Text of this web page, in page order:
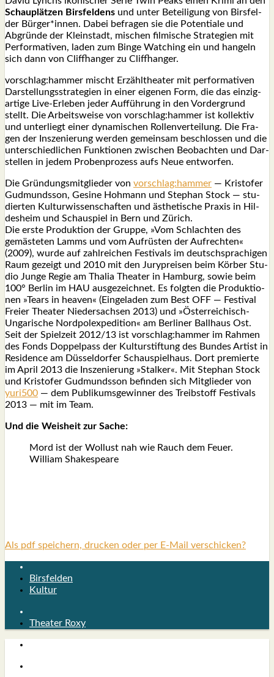
Schau­plät­zen Birs­fel­dens und unter Betei­li­gung von Birs­fel­
der Bürger*innen. Dabei befra­gen sie die Poten­tia­le und
Abgrün­de der Klein­stadt, mischen fil­mi­sche Stra­te­gien mit
Per­for­ma­ti­ven, laden zum Bin­ge Wat­ching ein und han­geln
sich dann von Cliff­han­ger zu Cliff­han­ger.
vorschlag:hammer mischt Erzähl­thea­ter mit per­for­ma­ti­ven
Dar­stel­lungs­stra­te­gien in einer eige­nen Form, die das ein­zig­
ar­ti­ge Live-Erle­ben jeder Auf­füh­rung in den Vor­der­grund
stellt. Die Arbeits­wei­se von vorschlag:hammer ist kol­lek­tiv
und unter­liegt einer dyna­mi­schen Rol­len­ver­tei­lung. Die Fra­
gen der Insze­nie­rung wer­den gemein­sam beschlos­sen und die
unter­schied­li­chen Funk­tio­nen zwi­schen Beob­ach­ten und Dar­
stel­len in jedem Pro­ben­pro­zess aufs Neue ent­wor­fen.
Die Grün­dungs­mit­glie­der von vorschlag:hammer — Kris­to­fer
Gud­munds­son, Gesi­ne Hoh­mann und Ste­phan Stock — stu­
dier­ten Kul­tur­wis­sen­schaf­ten und ästhe­ti­sche Pra­xis in Hil­
des­heim und Schau­spiel in Bern und Zürich.
Die ers­te Pro­duk­ti­on der Grup­pe, »Vom Schlach­ten des
gemäs­te­ten Lamms und vom Auf­rüs­ten der Auf­rech­ten«
(2009), wur­de auf zahl­rei­chen Fes­ti­vals im deutsch­spra­chi­gen
Raum gezeigt und 2010 mit den Jury­prei­sen beim Kör­ber Stu­
dio Jun­ge Regie am Tha­lia Thea­ter in Ham­burg, sowie beim
100° Ber­lin im HAU aus­ge­zeich­net. Es folg­ten die Pro­duk­tio­
nen »Tears in hea­ven« (Ein­ge­la­den zum Best OFF — Fes­ti­val
Frei­er Thea­ter Nie­der­sach­sen 2013) und »Öster­rei­chisch-
Unga­ri­sche Nord­pol­ex­pe­di­ti­on« am Ber­li­ner Ball­haus Ost.
Seit der Spiel­zeit 2012/13 ist vorschlag:hammer im Rah­men
des Fonds Dop­pel­pass der Kul­tur­stif­tung des Bun­des Artist in
Resi­dence am Düs­sel­dor­fer Schau­spiel­haus. Dort pre­mier­te
im April 2013 die Insze­nie­rung »Stal­ker«. Mit Ste­phan Stock
und Kris­to­fer Gud­munds­son befin­den sich Mit­glie­der von
yuri500 — dem Publi­kums­ge­win­ner des Treib­stoff Fes­ti­vals
2013 — mit im Team.
Und die Weis­heit zur Sache:
Mord ist der Wol­lust nah wie Rauch dem Feu­er.
Wil­liam Shake­speare
Als pdf speichern, drucken oder per E-Mail verschicken?
Birsfelden
Kultur
Theater Roxy